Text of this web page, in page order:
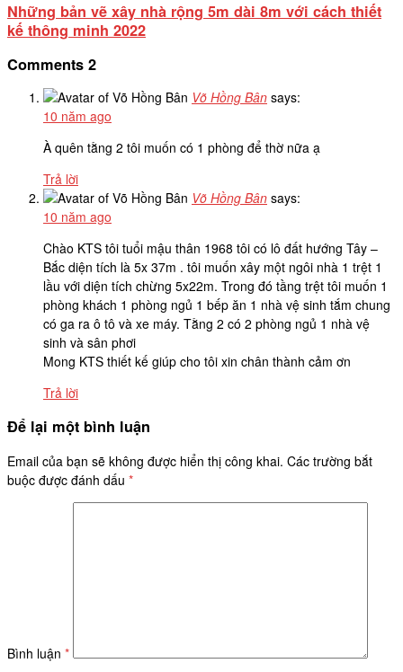
Những bản vẽ xây nhà rộng 5m dài 8m với cách thiết
kế thông minh 2022
Comments 2
Võ Hồng Bân says:
10 năm ago
À quên tằng 2 tôi muốn có 1 phòng để thờ nữa ạ
Trả lời
Võ Hồng Bân says:
10 năm ago
Chào KTS tôi tuổi mậu thân 1968 tôi có lô đất hướng Tây –
Bắc diện tích là 5x 37m . tôi muốn xây một ngôi nhà 1 trệt 1
lầu với diện tích chừng 5x22m. Trong đó tầng trệt tôi muốn 1
phòng khách 1 phòng ngủ 1 bếp ăn 1 nhà vệ sinh tắm chung
có ga ra ô tô và xe máy. Tằng 2 có 2 phòng ngủ 1 nhà vệ
sinh và sân phơi
Mong KTS thiết kế giúp cho tôi xin chân thành cảm ơn
Trả lời
Để lại một bình luận
Email của bạn sẽ không được hiển thị công khai. Các trường bắt
buộc được đánh dấu *
Bình luận *